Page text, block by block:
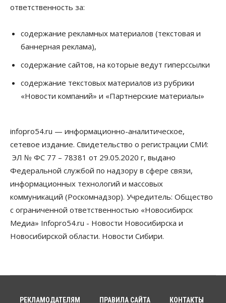
К современному юридическому образованию в
России возникает много вопросов
08 Августа 2026, 17:00
Новосибирские вузы опубликовали
приказы о зачислении на бюджетные места
08 Августа 2026, 16:00
Искусственный интеллект впервые выписал
штраф за борщевик
08 Августа 2026, 15:00
Авто
Продажи подержанных электромобилей в
Новосибирской области растут второй месяц
08 Августа 2026, 13:00
Бизнес Общество
Детские центры Новосибирска
перегибают с «педагогикой успеха», считает
обратился в правительство РФ из-за атак на WB
ответственность за:
содержание рекламных материалов (текстовая и
баннерная реклама),
содержание сайтов, на которые ведут гиперссылки
содержание текстовых материалов из рубрики
«Новости компаний» и «Партнерские материалы»
infopro54.ru — информационно-аналитическое,
сетевое издание. Свидетельство о регистрации СМИ:
ЭЛ № ФС 77 – 78381 от 29.05.2020 г, выдано
Федеральной службой по надзору в сфере связи,
информационных технологий и массовых
коммуникаций (Роскомнадзор). Учредитель: Общество
с ограниченной ответственностью «Новосибирск
Медиа» Infopro54.ru - Новости Новосибирска и
Новосибирской области. Новости Сибири.
РЕКЛАМОДАТЕЛЯМ ПРАВИЛА САЙТА КОНТАКТЫ